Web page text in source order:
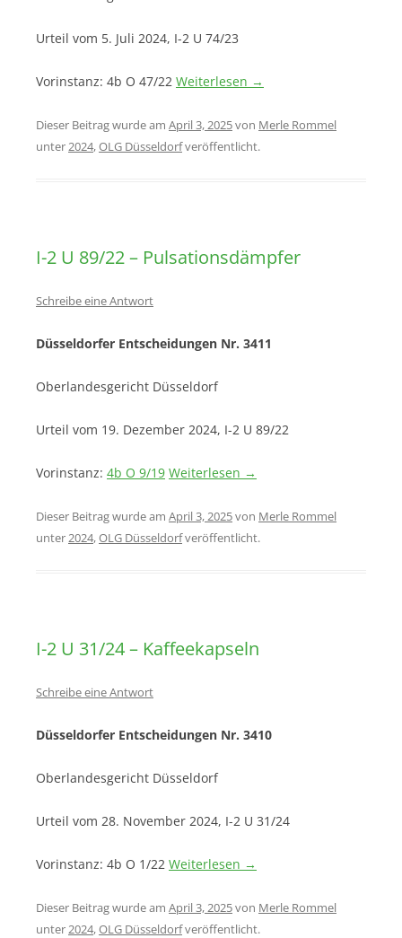
Urteil vom 5. Juli 2024, I-2 U 74/23
Vorinstanz: 4b O 47/22 Weiterlesen →
Dieser Beitrag wurde am April 3, 2025von Merle Rommel
unter 2024,OLG Düsseldorfveröffentlicht.
I-2 U 89/22 – Pulsationsdämpfer
Schreibe eine Antwort
Düsseldorfer Entscheidungen Nr. 3411
Oberlandesgericht Düsseldorf
Urteil vom 19. Dezember 2024, I-2 U 89/22
Vorinstanz: 4b O 9/19 Weiterlesen →
Dieser Beitrag wurde am April 3, 2025von Merle Rommel
unter 2024,OLG Düsseldorfveröffentlicht.
I-2 U 31/24 – Kaffeekapseln
Schreibe eine Antwort
Düsseldorfer Entscheidungen Nr. 3410
Oberlandesgericht Düsseldorf
Urteil vom 28. November 2024, I-2 U 31/24
Vorinstanz: 4b O 1/22 Weiterlesen →
Dieser Beitrag wurde am April 3, 2025von Merle Rommel
unter 2024,OLG Düsseldorfveröffentlicht.